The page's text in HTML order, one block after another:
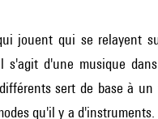
jouent qui se relayent
d'une musique
sert de base à
qu'il y a